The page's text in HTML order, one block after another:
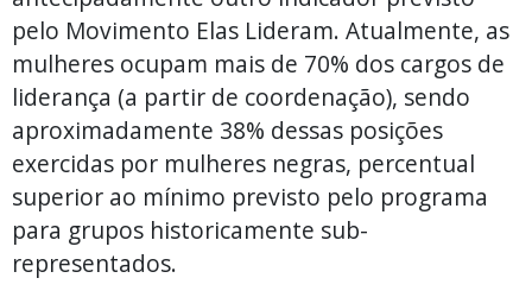
pelo Movimento Elas Lideram. Atualmente, as
mulheres ocupam mais de 70% dos cargos de
liderança (a partir de coordenação), sendo
aproximadamente 38% dessas posições
exercidas por mulheres negras, percentual
superior ao mínimo previsto pelo programa
para grupos historicamente sub-
representados.